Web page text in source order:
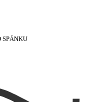
SPÁNKU